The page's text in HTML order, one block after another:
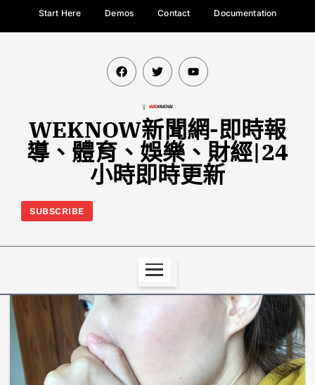
Start Here Demos Contact Documentation
WEKNOW新聞網-即時報
導、體育、娛樂、財經|24
小時即時更新
SUBSCRIBE